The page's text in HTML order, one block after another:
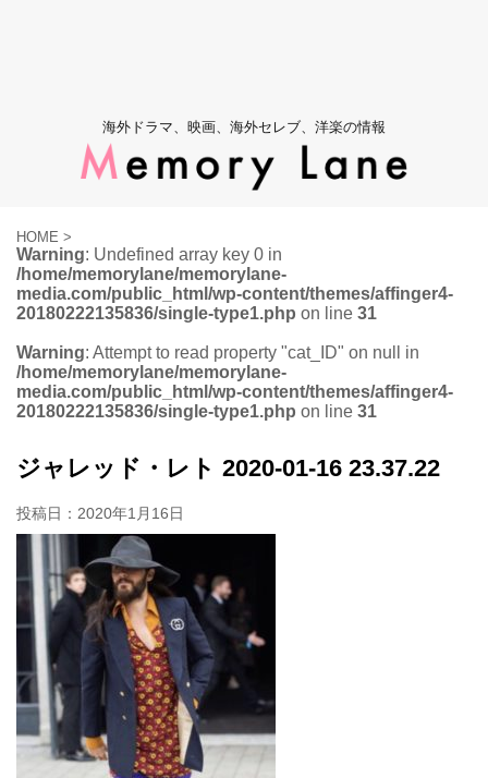
海外ドラマ、映画、海外セレブ、洋楽の情報
HOME >
Warning: Undefined array key 0 in
/home/memorylane/memorylane-
media.com/public_html/wp-content/themes/affinger4-
20180222135836/single-type1.php on line 31
Warning: Attempt to read property "cat_ID" on null in
/home/memorylane/memorylane-
media.com/public_html/wp-content/themes/affinger4-
20180222135836/single-type1.php on line 31
ジャレッド・レト 2020-01-16 23.37.22
投稿日： 2020年1月16日